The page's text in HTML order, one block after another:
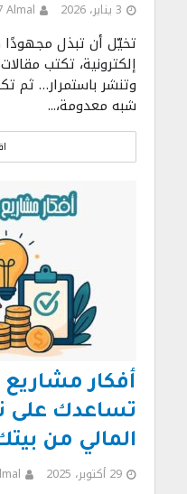
3 يناير، 2026 Almal
تخيّل أن تبذل مجهودًا
إلكترونية، تكتب
وتنشر باستمرار… ثم
شبه معدومة،...
أفكار مشاريع
تساعدك على
المالي من
29 أكتوبر، 2025